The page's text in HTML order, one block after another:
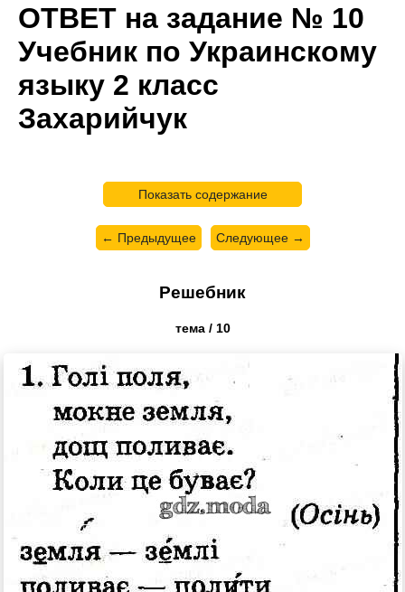
ОТВЕТ на задание № 10
Учебник по Украинскому
языку 2 класс
Захарийчук
Показать содержание
← Предыдущее Следующее →
Решебник
тема / 10